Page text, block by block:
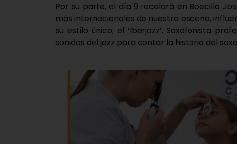
Por su parte, el día 9 recalará en Boecillo
más internacionales de nuestra escena,
su estilo único; el ‘Iberjazz’. Saxofonista
sonidos del jazz para contar la historia del